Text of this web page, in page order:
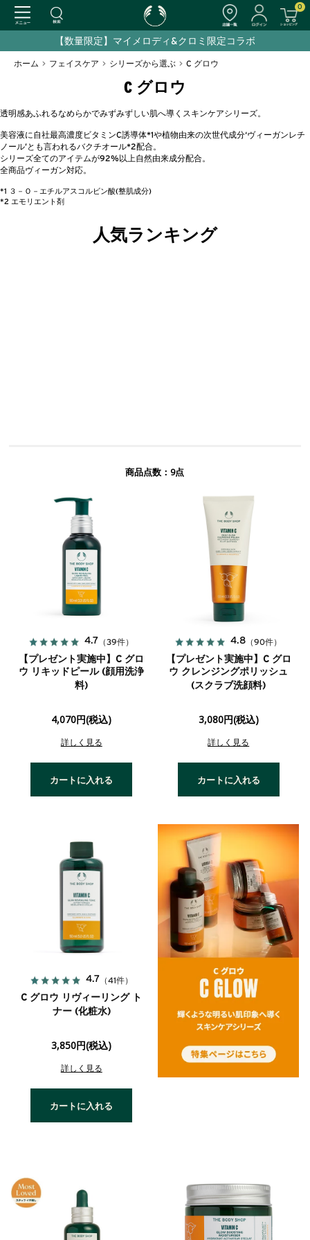
0
【数量限定】マイメロディ&クロミ限定コラボ
ホーム > フェイスケア > シリーズから選ぶ > C グロウ
C グロウ
透明感あふれるなめらかでみずみずしい肌へ導くスキンケアシリーズ。
美容液に自社最高濃度ビタミンC誘導体*1や植物由来の次世代成分‘ヴィーガンレチ
ノール’とも言われるバクチオール*2配合。
シリーズ全てのアイテムが92%以上自然由来成分配合。
全商品ヴィーガン対応。
*1 ３－Ｏ－エチルアスコルビン酸(整肌成分)
*2 エモリエント剤
人気ランキング
商品点数：9点
4.7 （39件）
【プレゼント実施中】C グロ
ウ リキッドピール (顔用洗浄
料)
4,070円(税込)
詳しく見る
カートに入れる
4.8 （90件）
【プレゼント実施中】C グロ
ウ クレンジングポリッシュ
(スクラブ洗顔料)
3,080円(税込)
詳しく見る
カートに入れる
4.7 （41件）
C グロウ リヴィーリング ト
ナー (化粧水)
3,850円(税込)
詳しく見る
カートに入れる